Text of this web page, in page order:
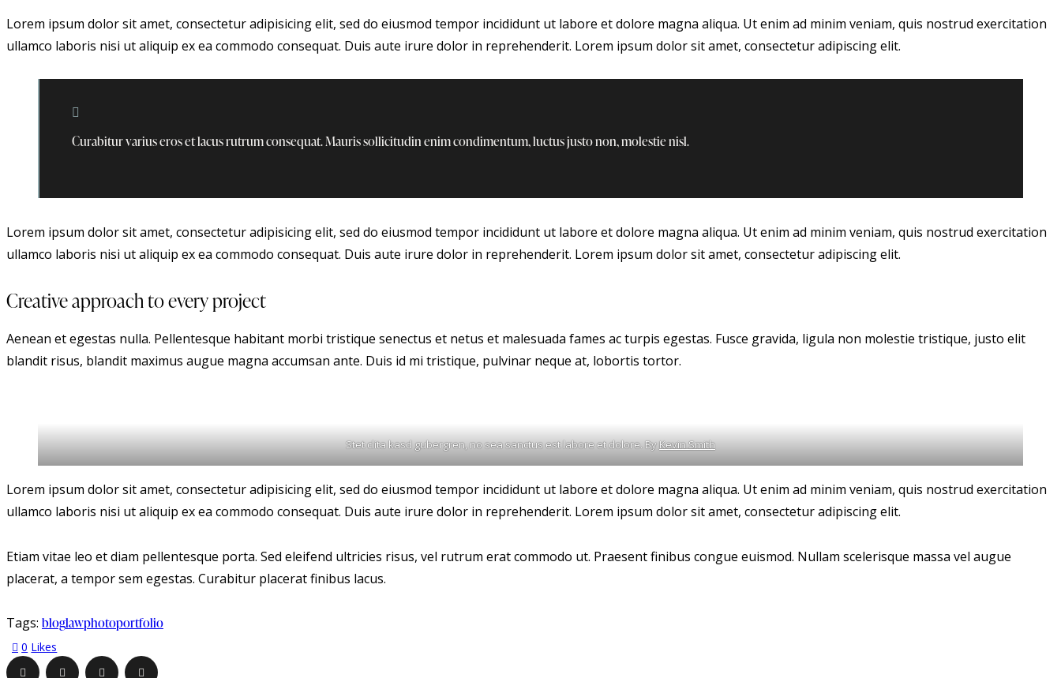
Lorem ipsum dolor sit amet, consectetur adipisicing elit, sed do eiusmod tempor incididunt ut labore et dolore magna aliqua. Ut enim ad minim veniam, quis nostrud exercitation
ullamco laboris nisi ut aliquip ex ea commodo consequat. Duis aute irure dolor in reprehenderit. Lorem ipsum dolor sit amet, consectetur adipiscing elit.
Curabitur varius eros et lacus rutrum consequat. Mauris sollicitudin enim condimentum, luctus justo non, molestie nisl.
Lorem ipsum dolor sit amet, consectetur adipisicing elit, sed do eiusmod tempor incididunt ut labore et dolore magna aliqua. Ut enim ad minim veniam, quis nostrud exercitation
ullamco laboris nisi ut aliquip ex ea commodo consequat. Duis aute irure dolor in reprehenderit. Lorem ipsum dolor sit amet, consectetur adipiscing elit.
Creative approach to every project
Aenean et egestas nulla. Pellentesque habitant morbi tristique senectus et netus et malesuada fames ac turpis egestas. Fusce gravida, ligula non molestie tristique, justo elit
blandit risus, blandit maximus augue magna accumsan ante. Duis id mi tristique, pulvinar neque at, lobortis tortor.
Stet clita kasd gubergren, no sea sanctus est labore et dolore. ByKevin Smith
Lorem ipsum dolor sit amet, consectetur adipisicing elit, sed do eiusmod tempor incididunt ut labore et dolore magna aliqua. Ut enim ad minim veniam, quis nostrud exercitation
ullamco laboris nisi ut aliquip ex ea commodo consequat. Duis aute irure dolor in reprehenderit. Lorem ipsum dolor sit amet, consectetur adipiscing elit.
Etiam vitae leo et diam pellentesque porta. Sed eleifend ultricies risus, vel rutrum erat commodo ut. Praesent finibus congue euismod. Nullam scelerisque massa vel augue
placerat, a tempor sem egestas. Curabitur placerat finibus lacus.
Tags: bloglawphotoportfolio
0 Likes